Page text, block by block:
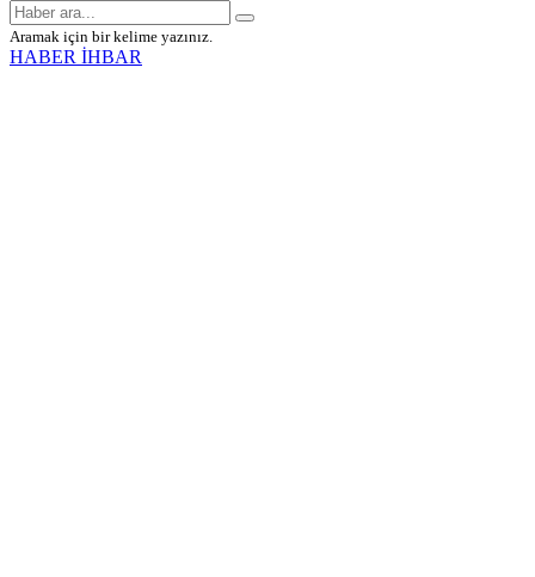
Aramak için bir kelime yazınız.
HABER İHBAR